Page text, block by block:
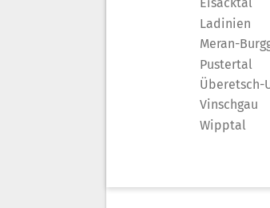
Eisacktal
Ladinien
Meran-
Pustertal
Überetsch-
Vinschgau
Wipptal